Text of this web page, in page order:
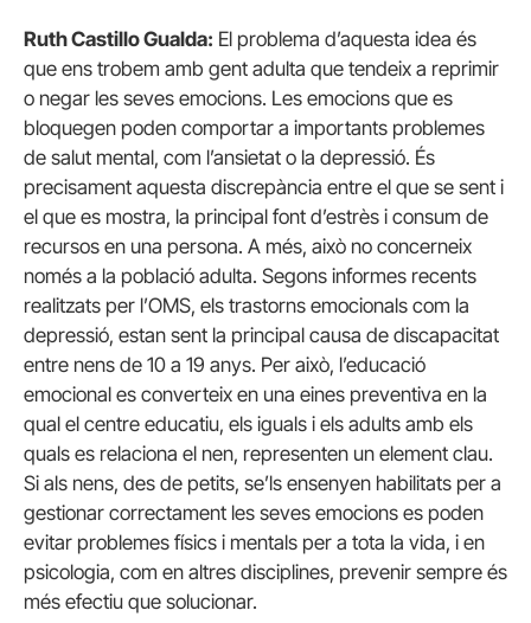
Ruth Castillo Gualda: El problema d’aquesta idea és
que ens trobem amb gent adulta que tendeix a reprimir
o negar les seves emocions. Les emocions que es
bloquegen poden comportar a importants problemes
de salut mental, com l’ansietat o la depressió. És
precisament aquesta discrepància entre el que se sent i
el que es mostra, la principal font d’estrès i consum de
recursos en una persona. A més, això no concerneix
només a la població adulta. Segons informes recents
realitzats per l’OMS, els trastorns emocionals com la
depressió, estan sent la principal causa de discapacitat
entre nens de 10 a 19 anys. Per això, l’educació
emocional es converteix en una eines preventiva en la
qual el centre educatiu, els iguals i els adults amb els
quals es relaciona el nen, representen un element clau.
Si als nens, des de petits, se’ls ensenyen habilitats per a
gestionar correctament les seves emocions es poden
evitar problemes físics i mentals per a tota la vida, i en
psicologia, com en altres disciplines, prevenir sempre és
més efectiu que solucionar.